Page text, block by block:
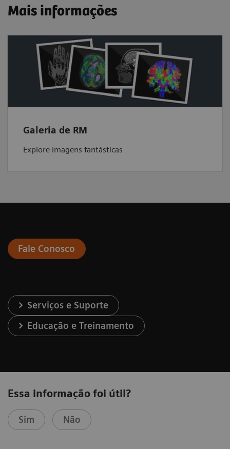
Mais informações
Galeria de RM
Explore imagens fantásticas
Fale Conosco
Serviços e Suporte
Educação e Treinamento
Essa informação foi útil?
Sim Não